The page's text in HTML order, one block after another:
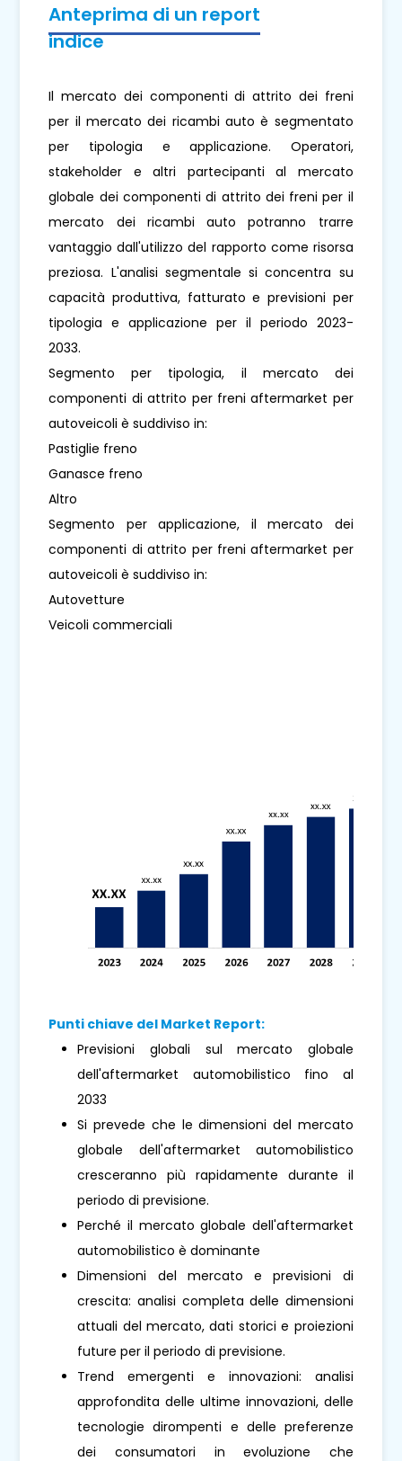
Anteprima di un report
indice
Il mercato dei componenti di attrito dei freni
per il mercato dei ricambi auto è segmentato
per tipologia e applicazione. Operatori,
stakeholder e altri partecipanti al mercato
globale dei componenti di attrito dei freni per il
mercato dei ricambi auto potranno trarre
vantaggio dall'utilizzo del rapporto come risorsa
preziosa. L'analisi segmentale si concentra su
capacità produttiva, fatturato e previsioni per
tipologia e applicazione per il periodo 2023-
2033.
Segmento per tipologia, il mercato dei
componenti di attrito per freni aftermarket per
autoveicoli è suddiviso in:
Pastiglie freno
Ganasce freno
Altro
Segmento per applicazione, il mercato dei
componenti di attrito per freni aftermarket per
autoveicoli è suddiviso in:
Autovetture
Veicoli commerciali
Punti chiave del Market Report:
Previsioni globali sul mercato globale
dell'aftermarket automobilistico fino al
2033
Si prevede che le dimensioni del mercato
globale dell'aftermarket automobilistico
cresceranno più rapidamente durante il
periodo di previsione.
Perché il mercato globale dell'aftermarket
automobilistico è dominante
Dimensioni del mercato e previsioni di
crescita: analisi completa delle dimensioni
attuali del mercato, dati storici e proiezioni
future per il periodo di previsione.
Trend emergenti e innovazioni: analisi
approfondita delle ultime innovazioni, delle
tecnologie dirompenti e delle preferenze
dei consumatori in evoluzione che